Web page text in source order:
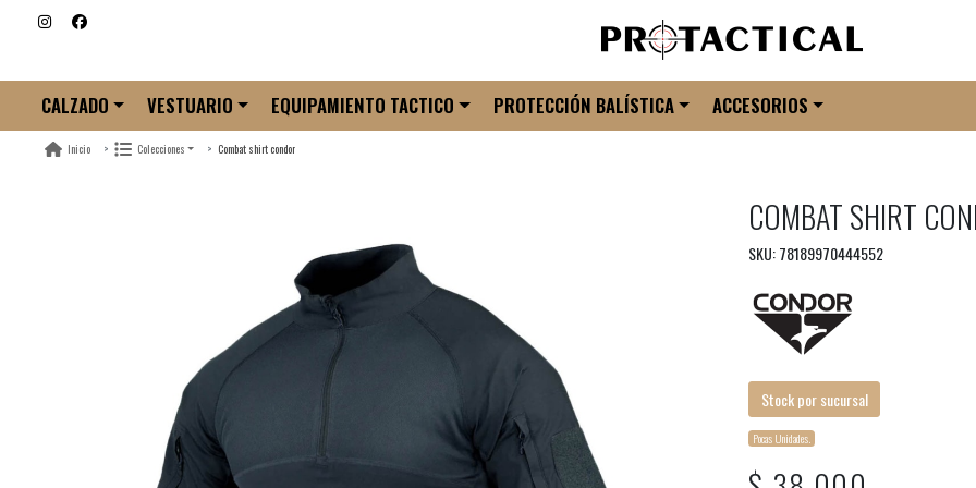
CALZADO VESTUARIO EQUIPAMIENTO TACTICO PROTECCIÓN BALÍSTICA ACCESORIOS
Inicio Colecciones Combat shirt condor
COMBAT SHIRT
SKU: 78189970444552
Stock por sucursal
Pocas Unidades.